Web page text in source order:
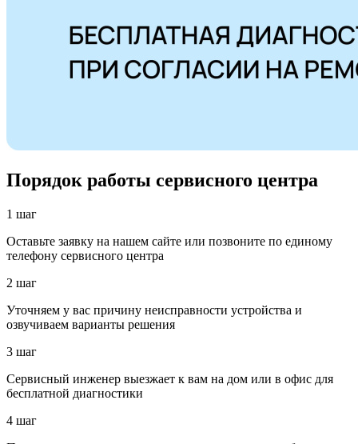
Порядок работы сервисного центра
1 шаг
Оставьте заявку на нашем сайте или позвоните по единому
телефону сервисного центра
2 шаг
Уточняем у вас причину неисправности устройства и
озвучиваем варианты решения
3 шаг
Сервисный инженер выезжает к вам на дом или в офис для
бесплатной диагностики
4 шаг